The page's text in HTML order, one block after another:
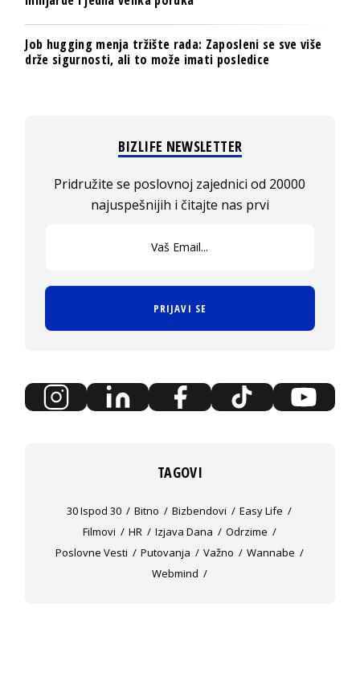
Job hugging menja tržište rada: Zaposleni se sve više
drže sigurnosti, ali to može imati posledice
BIZLIFE NEWSLETTER
Pridružite se poslovnoj zajednici od 20000
najuspešnijih i čitajte nas prvi
PRIJAVI SE
TAGOVI
30 Ispod 30 Bitno Bizbendovi
Easy Life
Filmovi
HR Izjava Dana
Odrzime
Poslovne Vesti
Putovanja Važno
Wannabe
Webmind